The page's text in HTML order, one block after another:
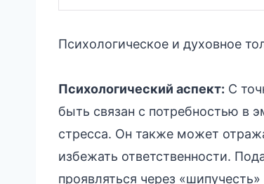
Психологическое и духовное
Психологический аспект: С
быть связан с потребностью в
стресса. Он также может
избежать ответственности.
проявляться через «шипучесть»